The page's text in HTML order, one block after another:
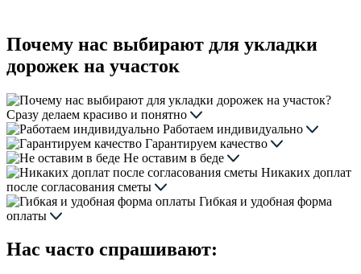
Почему нас выбирают для укладки
дорожек на участок
Сразу делаем красиво и понятно
Работаем индивидуально
Гарантируем качество
Не оставим в беде
Никаких доплат
после согласования сметы
Гибкая и удобная форма
оплаты
Нас часто спрашивают: